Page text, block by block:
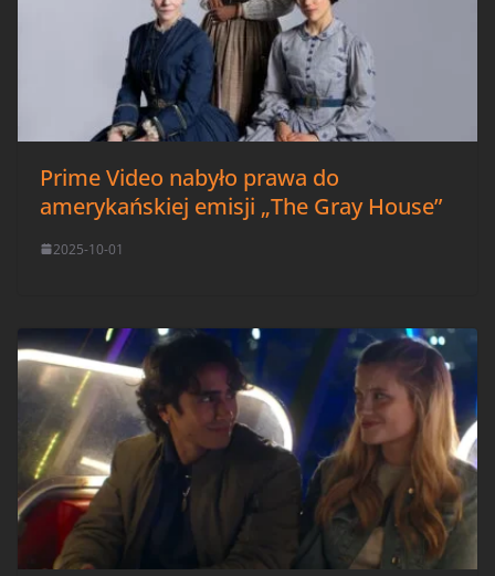
Prime Video nabyło prawa do
amerykańskiej emisji „The Gray House”
2025-10-01